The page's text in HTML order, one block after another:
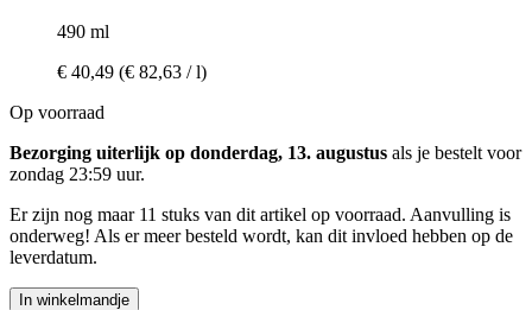
490 ml
€ 40,49 (€ 82,63 / l)
Op voorraad
Bezorging uiterlijk op donderdag, 13. augustus als je bestelt voor
zondag 23:59 uur.
Er zijn nog maar 11 stuks van dit artikel op voorraad. Aanvulling is
onderweg! Als er meer besteld wordt, kan dit invloed hebben op de
leverdatum.
In winkelmandje